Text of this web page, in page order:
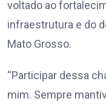
voltado ao
infraestrutura e do
Mato Grosso.
“Participar dessa
mim. Sempre